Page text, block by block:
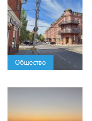
Общество